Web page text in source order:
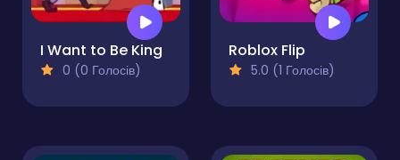
I Want to Be King
0 (0 Голосів)
Roblox Flip
5.0 (1 Голосів)